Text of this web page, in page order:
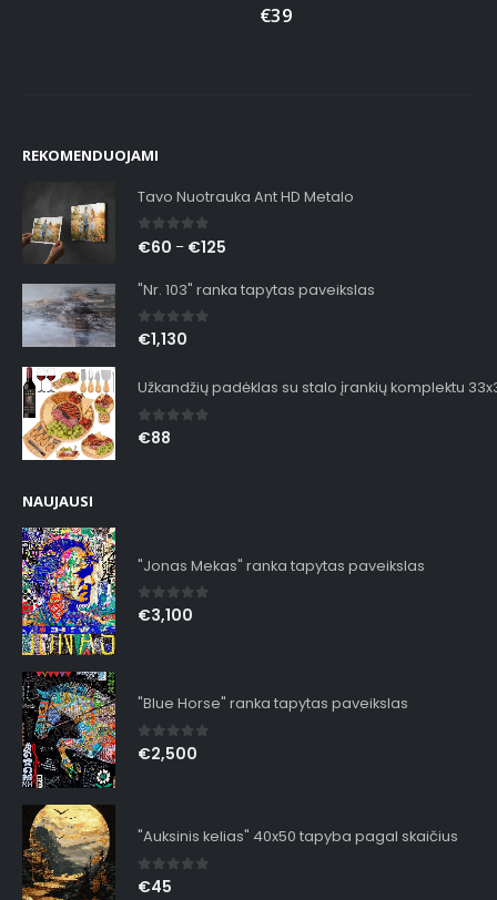
€39
REKOMENDUOJAMI
Tavo Nuotrauka Ant HD Metalo
0out of 5
€60 – €125
"Nr. 103" ranka tapytas paveikslas
0out of 5
€1,130
Užkandžių padėklas su stalo įrankių komplektu
0out of 5
€88
NAUJAUSI
"Jonas Mekas" ranka tapytas paveikslas
0out of 5
€3,100
"Blue Horse" ranka tapytas paveikslas
0out of 5
€2,500
"Auksinis kelias" 40x50 tapyba pagal skaičius
0out of 5
€45